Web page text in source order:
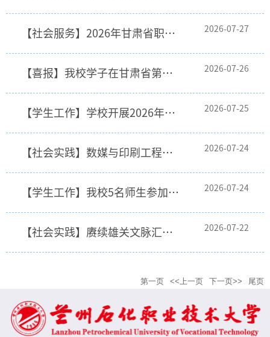
【社会服务】2026年甘肃省职业院校教师素质提高计划（省级）培训班在我校举办 2026-07-27
【喜报】我校学子在甘肃省第六届大学生化工设计竞赛中喜获佳绩 2026-07-26
【学生工作】学校开展2026年暑期家庭经济困难学生走访暨“资助政策乡村行”活动 2026-07-25
【社会实践】数媒与印刷工程学院组织开展“寻迹陇原遗存・传承千年文脉”暑期“三下乡” 社会实践志愿服务... 2026-07-24
【学生工作】我校5名师生参加第七届甘肃省大中学生军事训练营 2026-07-24
【社会实践】赓续雄关文脉汇聚石化青年——石油化工学院开展2026年暑期“三下乡”社会实践活动 2026-07-22
第一页 <<上一页 下一页>> 尾页